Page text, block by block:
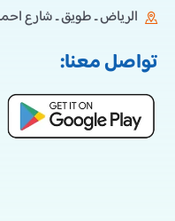
الرياض ـ طويق ـ شارع
تواصل معنا: